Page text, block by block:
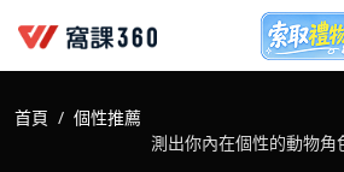
今天想要學什麼?
首頁
個性推薦
測出你內在個性的動物角